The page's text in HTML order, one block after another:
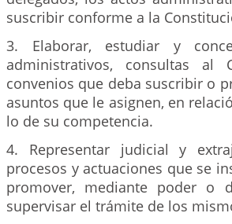
suscribir conforme a la
3. Elaborar, estudiar y
administrativos, consultas al
convenios que deba suscribir o
asuntos que le asignen, en
lo de su competencia.
4. Representar judicial y
procesos y actuaciones que se
promover, mediante poder o
supervisar el trámite de los